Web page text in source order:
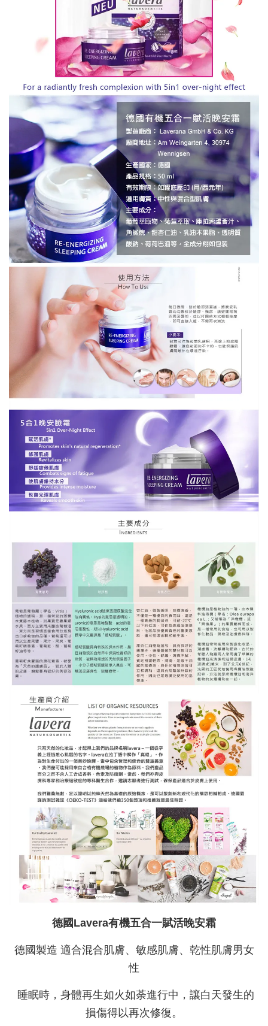
德國Lavera有機五合一賦活晚安霜
德國製造 適合混合肌膚、敏感肌膚、乾性肌膚男女
性
睡眠時，身體再生如火如荼進行中，讓白天發生的
損傷得以再次修復。